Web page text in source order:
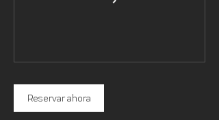
Reservar ahora